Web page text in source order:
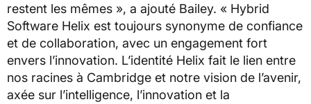
restent les mêmes », a ajouté Bailey. « Hybrid
Software Helix est toujours synonyme de confiance
et de collaboration, avec un engagement fort
envers l’innovation. L’identité Helix fait le lien entre
nos racines à Cambridge et notre vision de l’avenir,
axée sur l’intelligence, l’innovation et la